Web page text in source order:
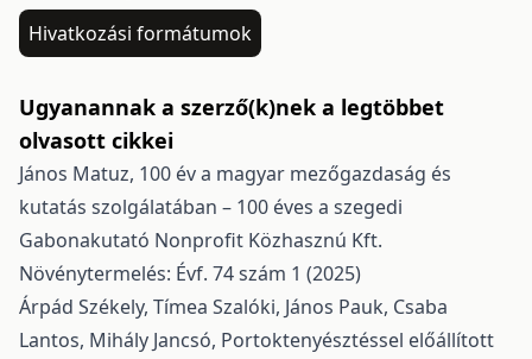
Hivatkozási formátumok
Ugyanannak a szerző(k)nek a legtöbbet
olvasott cikkei
János Matuz, 100 év a magyar mezőgazdaság és
kutatás szolgálatában – 100 éves a szegedi
Gabonakutató Nonprofit Közhasznú Kft.
Növénytermelés: Évf. 74 szám 1 (2025)
Árpád Székely, Tímea Szalóki, János Pauk, Csaba
Lantos, Mihály Jancsó, Portoktenyésztéssel előállított